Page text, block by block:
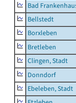
Bad
Bellstedt
Borxleben
Bretleben
Clingen, Stadt
Donndorf
Ebeleben, Stadt